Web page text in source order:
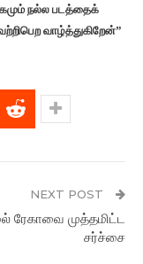
நல்ல படத்தைக்
வாழ்த்துகிறேன்”
NEXT POST
ரேகாவை முத்தமிட்ட
சர்ச்சை